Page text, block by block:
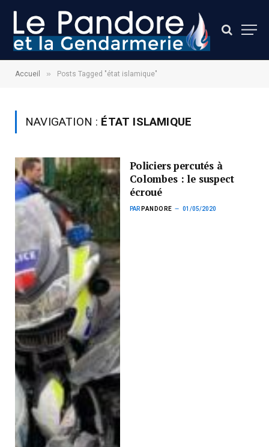
Accueil » Posts Tagged "état islamique"
NAVIGATION : ÉTAT ISLAMIQUE
Policiers percutés à
Colombes : le suspect
écroué
PAR PANDORE 01/05/2020